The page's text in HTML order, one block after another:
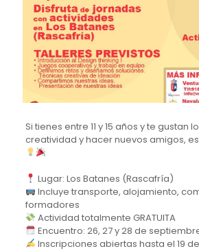
Si tienes entre 11 y 15 años y te gustan
creatividad y hacer nuevos amigos,
Lugar: Los Batanes (Rascafría)
Incluye transporte, alojamiento,
formadores
Actividad totalmente GRATUITA
Encuentro: 26, 27 y 28 de
Inscripciones abiertas hasta el 19